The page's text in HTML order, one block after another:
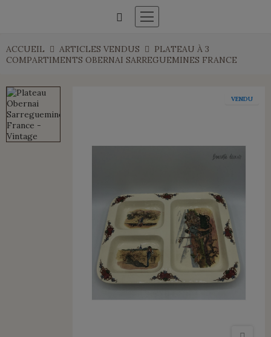
ACCUEIL ARTICLES VENDUS
PLATEAU À 3
COMPARTIMENTS OBERNAI SARREGUEMINES FRANCE
VENDU